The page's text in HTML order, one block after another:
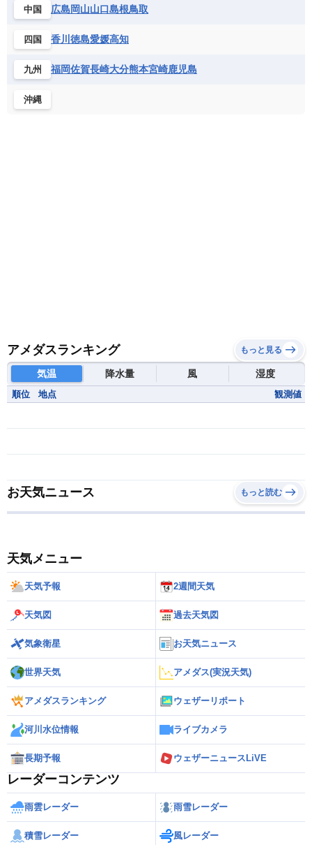
北マケドニア
バルバドス パナマ
フランス領ギアナ
ベネズエラ
ベリーズ
ボリビア
メキシコ
セントヘレナ諸島
セーシェル
チュニジア
ナミビア
ニジェール
ブルキナファソ
マダガスカル
中国 広島岡山山口島根鳥取
四国 香川 徳島愛媛高知
九州 福岡佐賀長崎大分熊本宮崎鹿児島
沖縄
アメダスランキング もっと見る
気温 降水量 風 湿度
順位 地点 観測値
お天気ニュース もっと読む
天気メニュー
天気予報 2週間天気
天気図 過去天気図
気象衛星 お天気ニュース
世界天気 アメダス(実況天気)
アメダスランキング ウェザーリポート
河川水位情報 ライブカメラ
長期予報 ウェザーニュースLiVE
レーダーコンテンツ
雨雲レーダー 雨雪レーダー
積雪レーダー 風レーダー